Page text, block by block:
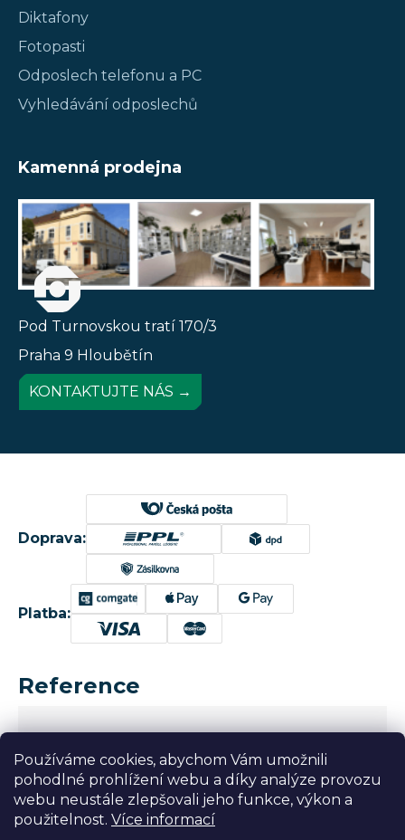
Používáme cookies, abychom Vám umožnili
pohodlné prohlížení webu a díky analýze provozu
webu neustále zlepšovali jeho funkce, výkon a
použitelnost. Více informací
Diktafony
Fotopasti
Odposlech telefonu a PC
Vyhledávání odposlechů
Kamenná prodejna
Pod Turnovskou tratí 170/3
Praha 9 Hloubětín
KONTAKTUJTE NÁS →
Doprava:
Platba:
Reference